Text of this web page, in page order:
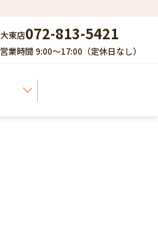
大東店072-813-5421
営業時間 9:00～17:00（定休日なし）